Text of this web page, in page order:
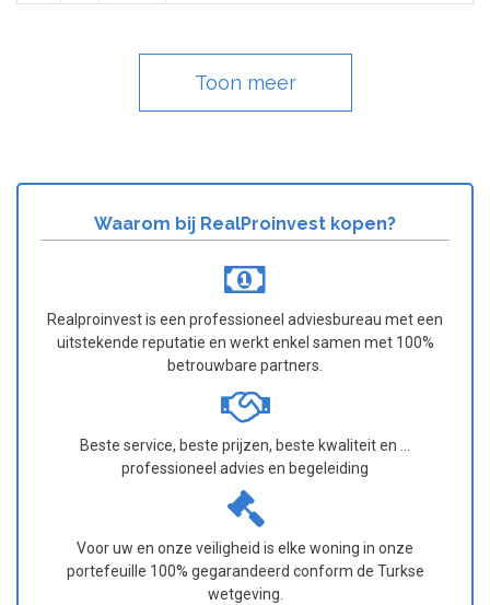
Toon meer
Waarom bij RealProinvest kopen?
Realproinvest is een professioneel adviesbureau met een
uitstekende reputatie en werkt enkel samen met 100%
betrouwbare partners.
Beste service, beste prijzen, beste kwaliteit en ...
professioneel advies en begeleiding
Voor uw en onze veiligheid is elke woning in onze
portefeuille 100% gegarandeerd conform de Turkse
wetgeving.